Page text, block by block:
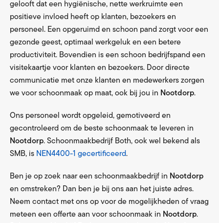
gelooft dat een hygiënische, nette werkruimte een
positieve invloed heeft op klanten, bezoekers en
personeel. Een opgeruimd en schoon pand zorgt voor een
gezonde geest, optimaal werkgeluk en een betere
productiviteit. Bovendien is een schoon bedrijfspand een
visitekaartje voor klanten en bezoekers. Door directe
communicatie met onze klanten en medewerkers zorgen
we voor schoonmaak op maat, ook bij jou in Nootdorp.
Ons personeel wordt opgeleid, gemotiveerd en
gecontroleerd om de beste schoonmaak te leveren in
Nootdorp. Schoonmaakbedrijf Both, ook wel bekend als
SMB, is NEN4400-1 gecertificeerd.
Ben je op zoek naar een schoonmaakbedrijf in Nootdorp
en omstreken? Dan ben je bij ons aan het juiste adres.
Neem contact met ons op voor de mogelijkheden of vraag
meteen een offerte aan voor schoonmaak in Nootdorp.